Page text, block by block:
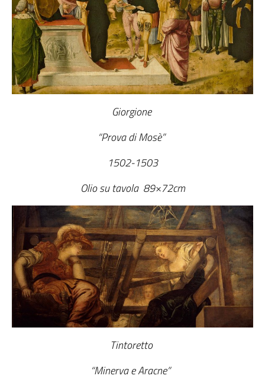
Giorgione
“Prova di Mosè”
1502-1503
Olio su tavola 89×72cm
Tintoretto
“Minerva e Aracne”